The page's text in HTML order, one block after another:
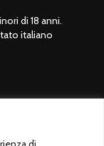
di 18 anni.
italiano